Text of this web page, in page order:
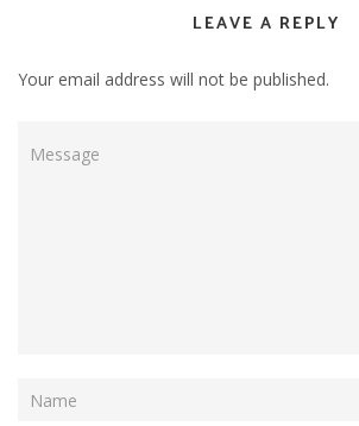
LEAVE A REPLY
Your email address will not be published.